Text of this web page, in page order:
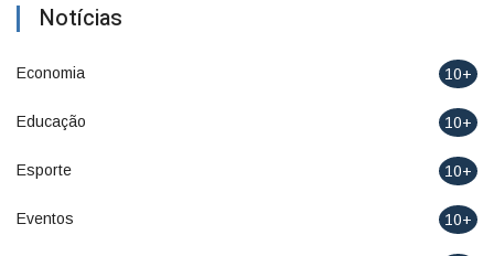
Notícias
Economia 10+
Educação 10+
Esporte 10+
Eventos 10+